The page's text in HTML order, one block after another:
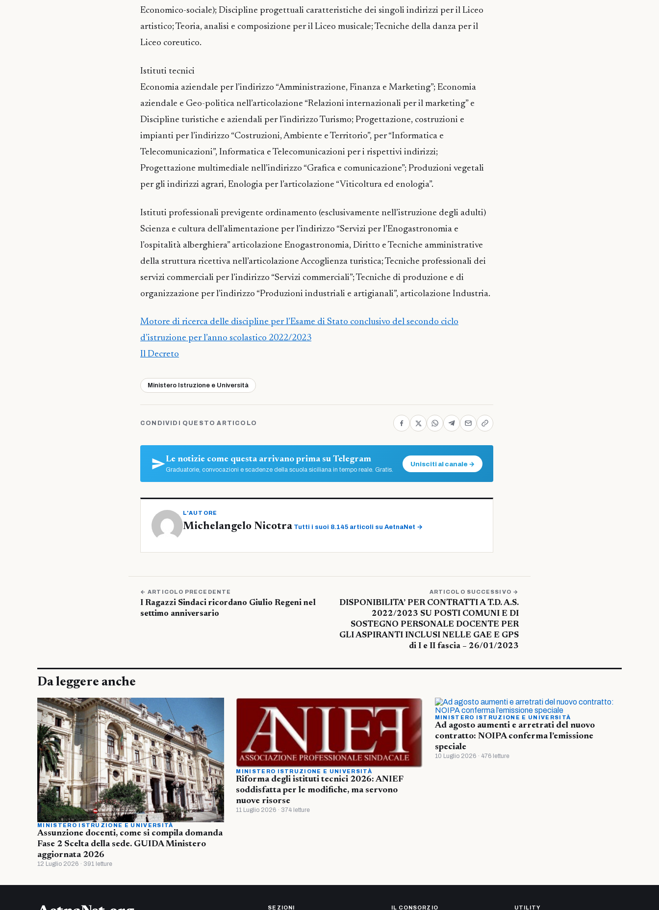
Economico-sociale); Discipline progettuali caratteristiche dei singoli indirizzi per il Liceo
artistico; Teoria, analisi e composizione per il Liceo musicale; Tecniche della danza per il
Liceo coreutico.
Istituti tecnici
Economia aziendale per l’indirizzo “Amministrazione, Finanza e Marketing”; Economia
aziendale e Geo-politica nell’articolazione “Relazioni internazionali per il marketing” e
Discipline turistiche e aziendali per l’indirizzo Turismo; Progettazione, costruzioni e
impianti per l’indirizzo “Costruzioni, Ambiente e Territorio”, per “Informatica e
Telecomunicazioni”, Informatica e Telecomunicazioni per i rispettivi indirizzi;
Progettazione multimediale nell’indirizzo “Grafica e comunicazione”; Produzioni vegetali
per gli indirizzi agrari, Enologia per l’articolazione “Viticoltura ed enologia”.
Istituti professionali previgente ordinamento (esclusivamente nell’istruzione degli adulti)
Scienza e cultura dell’alimentazione per l’indirizzo “Servizi per l’Enogastronomia e
l’ospitalità alberghiera” articolazione Enogastronomia, Diritto e Tecniche amministrative
della struttura ricettiva nell’articolazione Accoglienza turistica; Tecniche professionali dei
servizi commerciali per l’indirizzo “Servizi commerciali”; Tecniche di produzione e di
organizzazione per l’indirizzo “Produzioni industriali e artigianali”, articolazione Industria.
Motore di ricerca delle discipline per l’Esame di Stato conclusivo del secondo ciclo
d’istruzione per l’anno scolastico 2022/2023
Il Decreto
Ministero Istruzione e Università
CONDIVIDI QUESTO ARTICOLO
Le notizie come questa arrivano prima su Telegram
Graduatorie, convocazioni e scadenze della scuola siciliana in tempo reale. Gratis.
Unisciti al canale →
L'AUTORE
Michelangelo Nicotra Tutti i suoi 8.145 articoli su AetnaNet →
← ARTICOLO PRECEDENTE
I Ragazzi Sindaci ricordano Giulio Regeni nel
settimo anniversario
ARTICOLO SUCCESSIVO →
DISPONIBILITA’ PER CONTRATTI A T.D. A.S.
2022/2023 SU POSTI COMUNI E DI
SOSTEGNO PERSONALE DOCENTE PER
GLI ASPIRANTI INCLUSI NELLE GAE E GPS
di I e II fascia – 26/01/2023
Da leggere anche
MINISTERO ISTRUZIONE E UNIVERSITÀ
Assunzione docenti, come si compila domanda
Fase 2 Scelta della sede. GUIDA Ministero
aggiornata 2026
12 Luglio 2026 · 391 letture
MINISTERO ISTRUZIONE E UNIVERSITÀ
Riforma degli istituti tecnici 2026: ANIEF
soddisfatta per le modifiche, ma servono
nuove risorse
11 Luglio 2026 · 374 letture
MINISTERO ISTRUZIONE E UNIVERSITÀ
Ad agosto aumenti e arretrati del nuovo
contratto: NOIPA conferma l’emissione
speciale
10 Luglio 2026 · 476 letture
SEZIONI IL CONSORZIO UTILITY